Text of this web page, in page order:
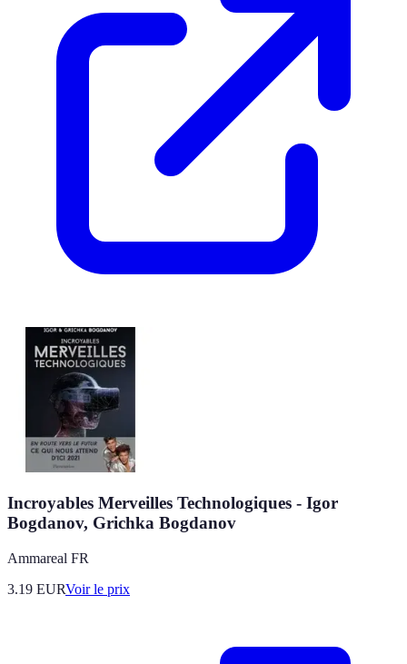
Incroyables Merveilles Technologiques - Igor
Bogdanov, Grichka Bogdanov
Ammareal FR
3.19 EURVoir le prix